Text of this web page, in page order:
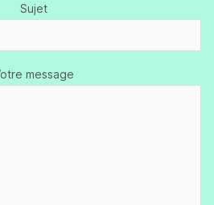
Sujet
message